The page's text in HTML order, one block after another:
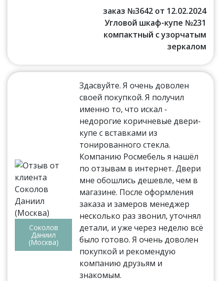
заказ №3642 от 12.02.2024
Угловой шкаф-купе №231
компактный с узорчатым
зеркалом
Соколов
Даниил
(Москва)
Здасвуйте. Я очень доволен
своей покупкой. Я получил
именно то, что искал -
недорогие коричневые двери-
купе с вставками из
тонированного стекла.
Компанию Росмебель я нашёл
по отзывам в интернет. Двери
мне обошлись дешевле, чем в
магазине. После оформления
заказа и замеров менеджер
несколько раз звонил, уточнял
детали, и уже через неделю всё
было готово. Я очень доволен
покупкой и рекомендую
компанию друзьям и
знакомым.